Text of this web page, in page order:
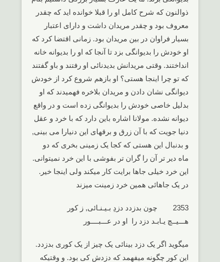
ذوالنون که شرح کامل او را قبلا خوانده اید که چقدر
معروف بود و چقدر مریدان داشت و دارای اعتبار
بسیار فراوان در بین مریدان بود. زمانی اقتضا کرد که
او خودش را بدیوانگی بزد تا آنجا که او را بدیوانه خانه
انداختند. وقتی مریدانش بدیدنائی او رفتند و باو گفتند
که تو چرا اینجا هستی؟ او بازهم شروع کرد از خودش
دیوانگی نشان دادن و مریدان بلاخره فهمیدند که او
بدلیل خاصی خودش را بدیوانگی زده است و در واقع
دیوانه نشده. مولانا اشاره باین دارد که با خرد و عقل
دنیا جویت که با آن زرق و برقهای این دنیارا می بینی,
و بدنبال این هستی که کجا یک زمینی بخری که دو
ماه دیر تر آن را گران تر بفوشی با این خرد نمیتوانی.
این خرد خیلی جاها برایت کار میکند ولی اینجا خیر.
در یک جاهائی همین خرد زمینت میزند
2353 چون بدزدد دزدِ بـیـنـائی, ز کور
هـــیــچ یـابـد دزد را او در عـــبــــور
میگوید اگر یک دزد بینائی یک چیز از یک کوری بدزدد.
این کور چگونه میفهمد که دزدش کی بود. و وقتیکه